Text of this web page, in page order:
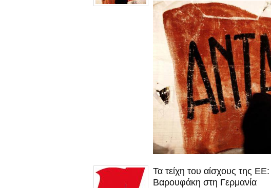
Τα τείχη του αίσχους της
Βαρουφάκη στη Γερμανία